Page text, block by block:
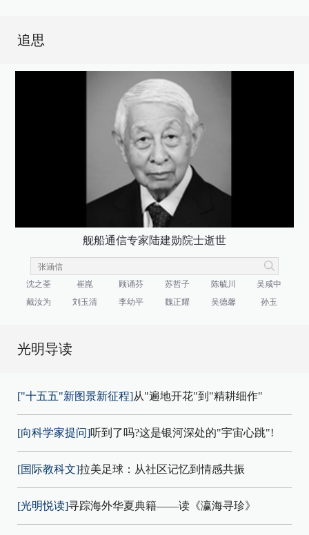
追思
舰船通信专家陆建勋院士逝世
沈之荃 崔崑 顾诵芬 苏哲子 陈毓川
吴咸中
戴汝为
刘玉清 李幼平 魏正耀 吴德馨 孙玉
光明导读
["十五五"新图景新征程]从"遍地开花"到"精耕细作"
[向科学家提问]听到了吗?这是银河深处的"宇宙心跳"!
[国际教科文]拉美足球：从社区记忆到情感共振
[光明悦读]寻踪海外华夏典籍——读《瀛海寻珍》